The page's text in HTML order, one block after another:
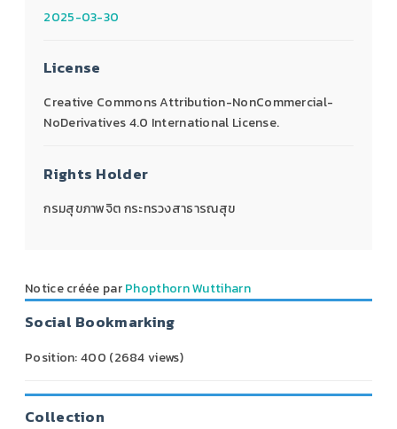
2025-03-30
License
Creative Commons Attribution-NonCommercial-
NoDerivatives 4.0 International License.
Rights Holder
กรมสุขภาพจิต กระทรวงสาธารณสุข
Notice créée parPhopthorn Wuttiharn
Social Bookmarking
Position:400 (2684views)
Collection